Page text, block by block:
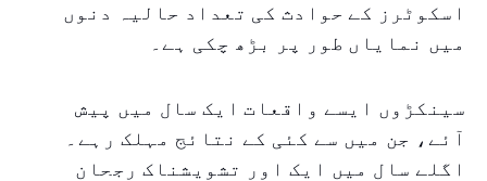
اسکوٹرز کے حوادث کی تعداد حالیہ دنوں
میں نمایاں طور پر بڑھ چکی ہے۔
سینکڑوں ایسے واقعات ایک سال میں پیش
آئے، جن میں سے کئی کے نتائج مہلک رہے۔
اگلے سال میں ایک اور تشویشناک رجحان